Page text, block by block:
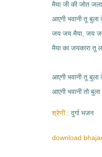
मैया जी की जोत
आएगी भवानी तू
जय जय मैया, जय
मैया का जयकारा तू
आएगी भवानी तू
आएगी भवानी तो
श्रेणी दुर्गा भजन
download